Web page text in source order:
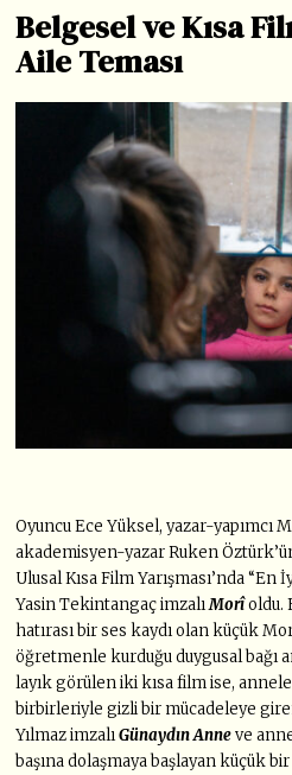
Belgesel ve Kısa
Aile Teması
Oyuncu Ece Yüksel, yazar-yapımcı
akademisyen-yazar Ruken
Ulusal Kısa Film Yarışması’nda “En
Yasin Tekintangaç imzalıMorîoldu.
hatırası bir ses kaydı olan küçük
öğretmenle kurduğu duygusal bağı
layık görülen iki kısa film ise,
birbirleriyle gizli bir mücadeleye
Yılmaz imzalıGünaydın Anneve
başına dolaşmaya başlayan küçük